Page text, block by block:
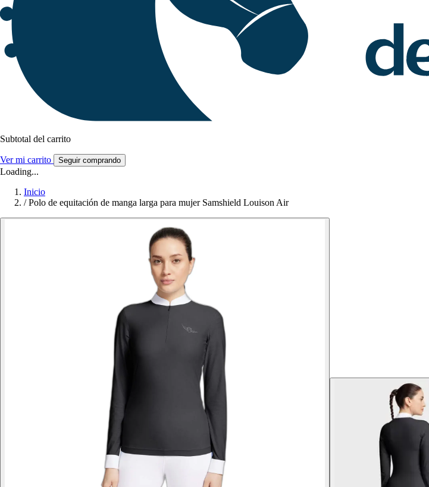
Subtotal del carrito
Ver mi carrito Seguir comprando
Loading...
Inicio
/ Polo de equitación de manga larga para mujer Samshield Louison Air